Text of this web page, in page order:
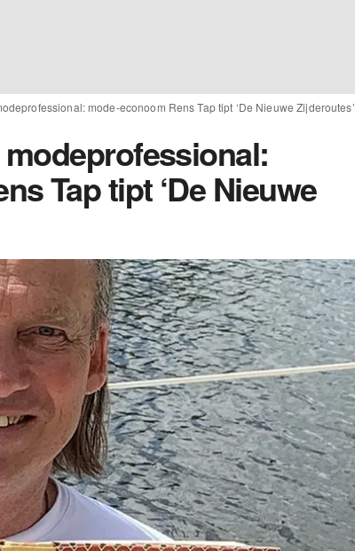
mode-econoom Rens Tap tipt ‘De Nieuwe Zijderoutes’
Tap tipt ‘De Nieuwe